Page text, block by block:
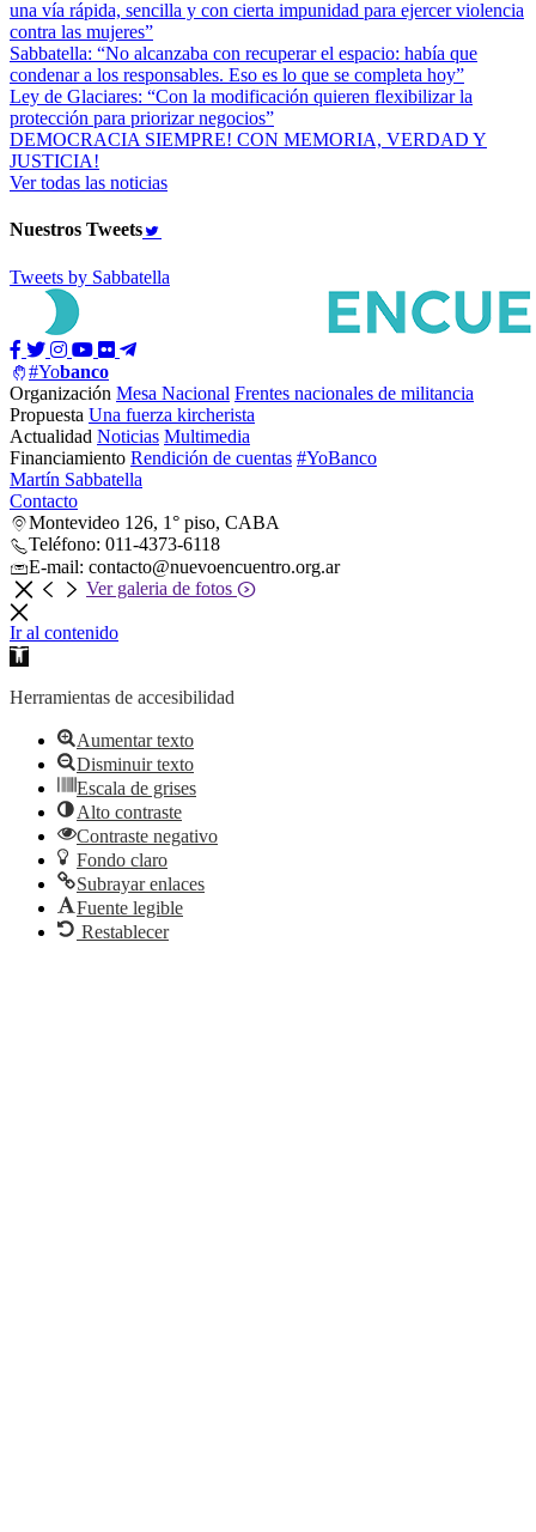
una vía rápida, sencilla y con cierta impunidad para ejercer violencia
contra las mujeres”
Sabbatella: “No alcanzaba con recuperar el espacio: había que
condenar a los responsables. Eso es lo que se completa hoy”
Ley de Glaciares: “Con la modificación quieren flexibilizar la
protección para priorizar negocios”
DEMOCRACIA SIEMPRE! CON MEMORIA, VERDAD Y
JUSTICIA!
Ver todas las noticias
Nuestros Tweets
Tweets by Sabbatella
#Yobanco
Organización Mesa Nacional Frentes nacionales de militancia
Propuesta Una fuerza kircherista
Actualidad Noticias Multimedia
Financiamiento Rendición de cuentas #YoBanco
Martín Sabbatella
Contacto
Montevideo 126, 1° piso, CABA
Teléfono: 011-4373-6118
E-mail: contacto@nuevoencuentro.org.ar
Ver galeria de fotos
Ir al contenido
Abrir
de
Herramientas de accesibilidad
Aumentar texto
Disminuir texto
Escala de grises
Alto contraste
Contraste negativo
Fondo claro
Subrayar enlaces
Fuente legible
Restablecer